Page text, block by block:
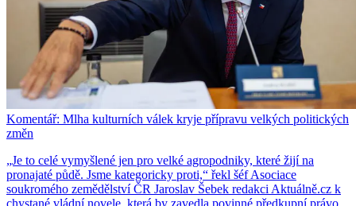
Komentář: Mlha kulturních válek kryje přípravu velkých politických
změn
„Je to celé vymyšlené jen pro velké agropodniky, které žijí na
pronajaté půdě. Jsme kategoricky proti,“ řekl šéf Asociace
soukromého zemědělství ČR Jaroslav Šebek redakci Aktuálně.cz k